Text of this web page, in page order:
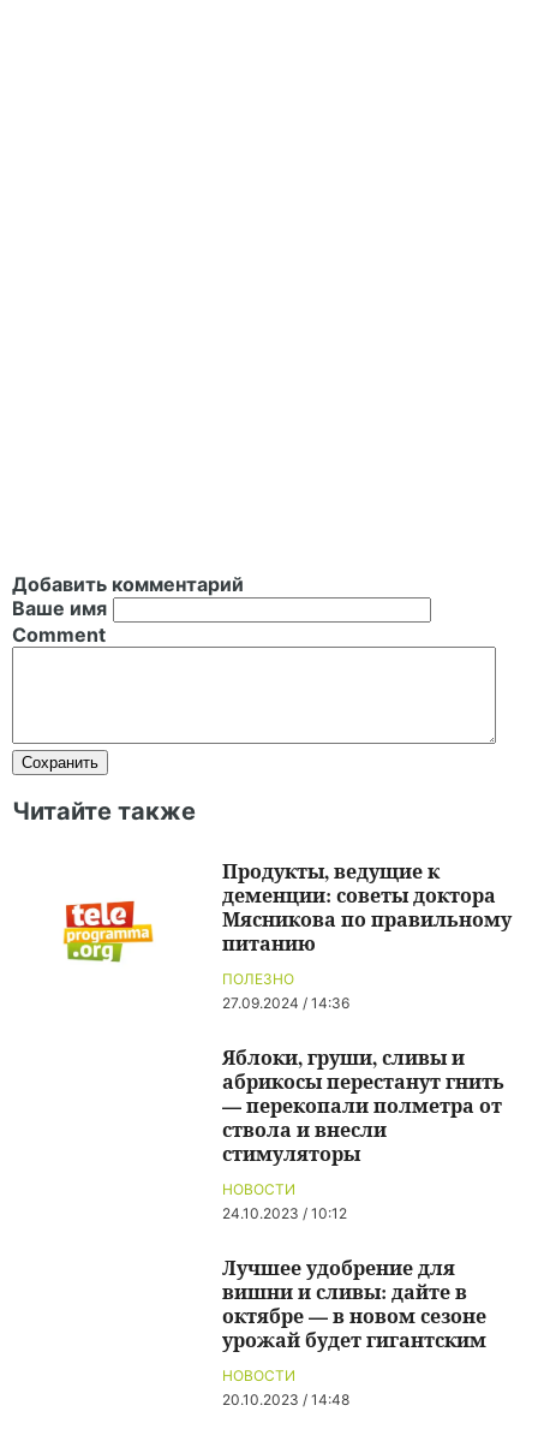
Добавить комментарий
Ваше имя
Comment
Читайте также
ПОЛЕЗНО
27.09.2024 / 14:36
Продукты, ведущие к
деменции: советы доктора
Мясникова по правильному
питанию
НОВОСТИ
24.10.2023 / 10:12
Яблоки, груши, сливы и
абрикосы перестанут гнить
— перекопали полметра от
ствола и внесли
стимуляторы
НОВОСТИ
20.10.2023 / 14:48
Лучшее удобрение для
вишни и сливы: дайте в
октябре — в новом сезоне
урожай будет гигантским